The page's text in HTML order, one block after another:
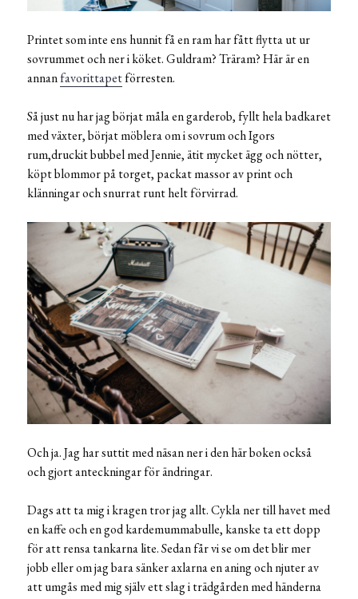
Printet som inte ens hunnit få en ram har fått flytta ut ur
sovrummet och ner i köket. Guldram? Träram? Här är en
annanfavorittapetförresten.
Så just nu har jag börjat måla en garderob, fyllt hela badkaret
med växter, börjat möblera om i sovrum och Igors
rum,druckit bubbel med Jennie, ätit mycket ägg och nötter,
köpt blommor på torget, packat massor av print och
klänningar och snurrat runt helt förvirrad.
Och ja. Jag har suttit med näsan ner i den här boken också
och gjort anteckningar för ändringar.
Dags att ta mig i kragen tror jag allt. Cykla ner till havet med
en kaffe och en god kardemummabulle, kanske ta ett dopp
för att rensa tankarna lite. Sedan får vi se om det blir mer
jobb eller om jag bara sänker axlarna en aning och njuter av
att umgås med mig själv ett slag i trädgården med händerna